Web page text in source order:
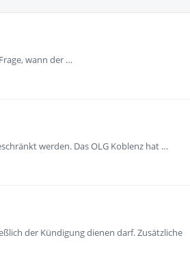
wann der …
werden. Das OLG Koblenz hat …
der Kündigung dienen darf. Zusätzliche